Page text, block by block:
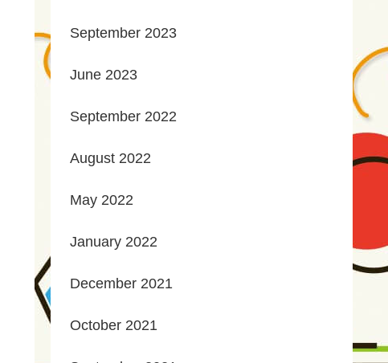
September 2023
June 2023
September 2022
August 2022
May 2022
January 2022
December 2021
October 2021